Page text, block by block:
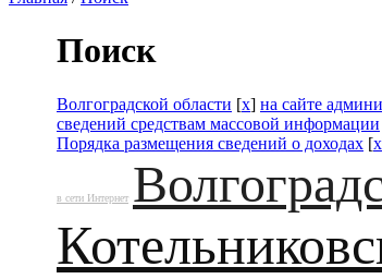
Поиск
Волгоградской области [x] на сайте
сведений средствам массовой информации
Порядка размещения сведений о доходах [x
в сети Интернет